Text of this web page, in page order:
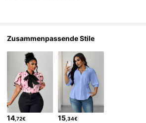
Zusammenpassende Stile
14,72€ 15,34€